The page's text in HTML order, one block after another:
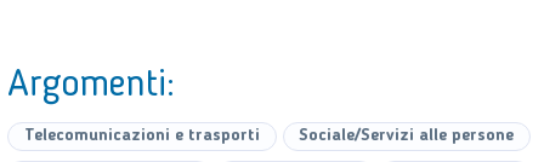
Argomenti:
Telecomunicazioni e trasporti Sociale/Servizi alle persone